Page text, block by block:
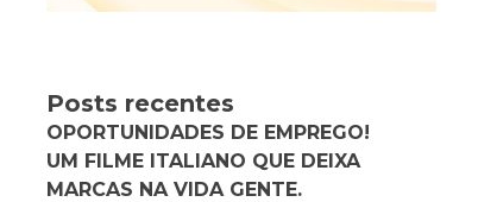
Posts recentes
OPORTUNIDADES DE EMPREGO!
UM FILME ITALIANO QUE DEIXA
MARCAS NA VIDA GENTE.